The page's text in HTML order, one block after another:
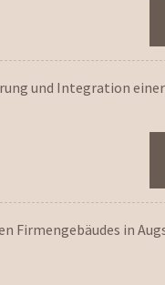
und Integration
Firmengebäudes in